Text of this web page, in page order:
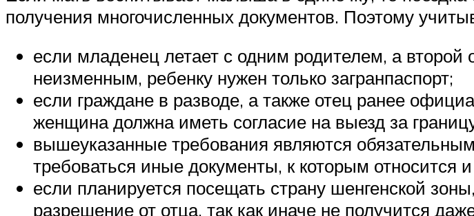
получения многочисленных документов. Поэтому
если младенец летает с одним родителем, а второй
неизменным, ребенку нужен только загранпаспорт;
если граждане в разводе, а также отец ранее
женщина должна иметь согласие на выезд за
вышеуказанные требования являются
требоваться иные документы, к которым относится
если планируется посещать страну шенгенской
разрешение от отца, так как иначе не получится